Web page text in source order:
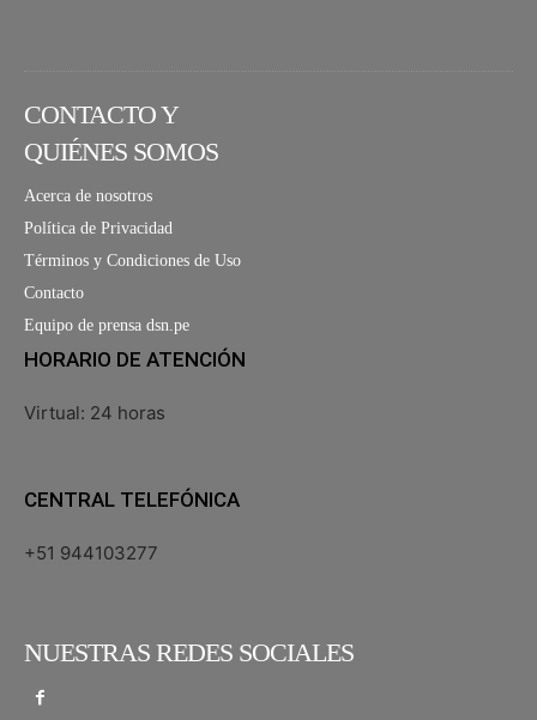
CONTACTO Y
QUIÉNES SOMOS
Acerca de nosotros
Política de Privacidad
Términos y Condiciones de Uso
Contacto
Equipo de prensa dsn.pe
HORARIO DE ATENCIÓN
Virtual: 24 horas
CENTRAL TELEFÓNICA
+51 944103277
NUESTRAS REDES SOCIALES